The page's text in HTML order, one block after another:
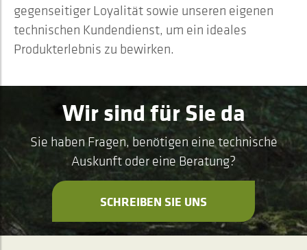
gegenseitiger Loyalität sowie unseren eigenen
technischen Kundendienst, um ein ideales
Produkterlebnis zu bewirken.
Wir sind für Sie da
Sie haben Fragen, benötigen eine technische
Auskunft oder eine Beratung?
SCHREIBEN SIE UNS